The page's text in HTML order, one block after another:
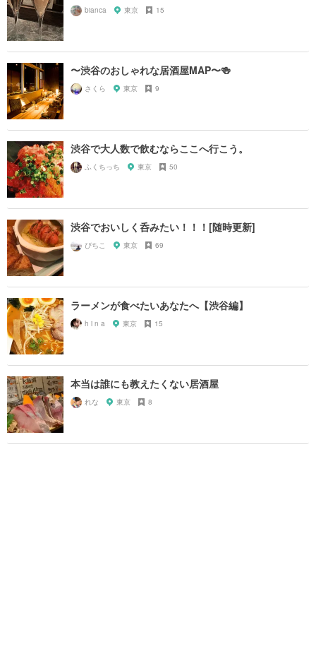
bianca 東京 15
〜渋谷のおしゃれな居酒屋MAP〜🍻
さくら 東京 9
渋谷で大人数で飲むならここへ行こう。
ふくちっち 東京 50
渋谷でおいしく呑みたい！！！[随時更新]
ぴちこ 東京 69
ラーメンが食べたいあなたへ【渋谷編】
h i n a 東京 15
本当は誰にも教えたくない居酒屋
れな 東京 8